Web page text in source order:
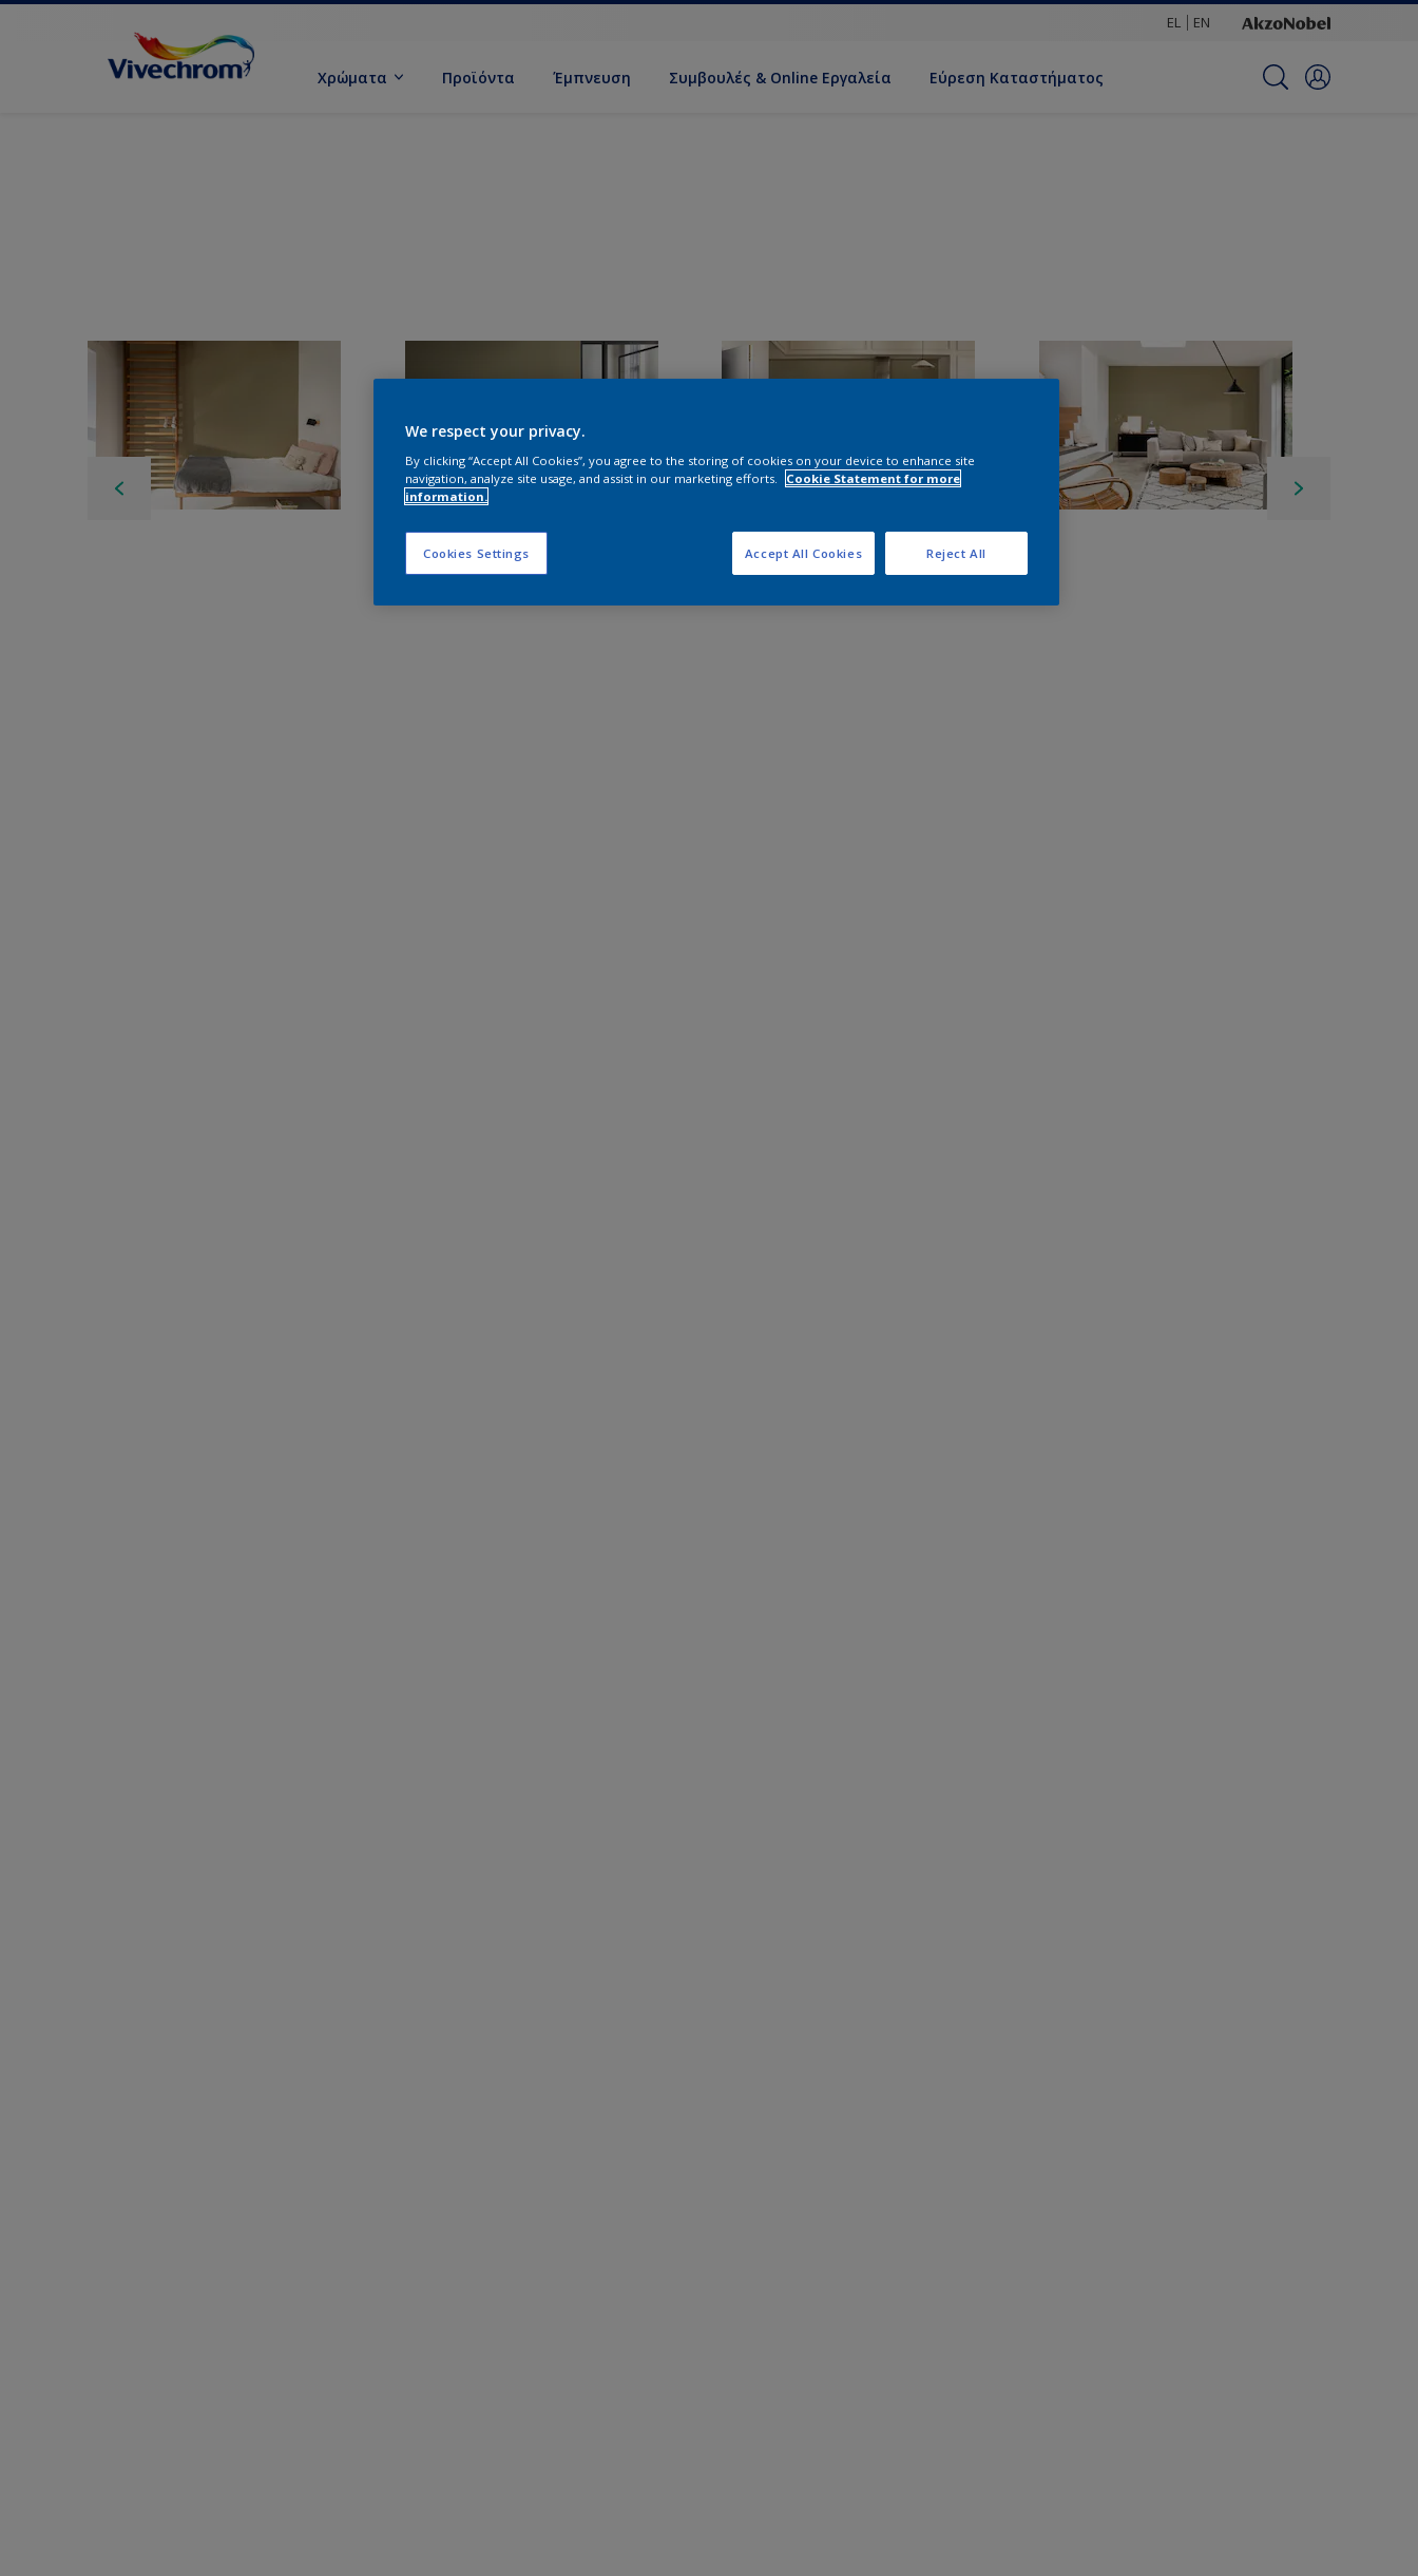
EL EN
Χρώματα Προϊόντα Έμπνευση Συμβουλές & Online Εργαλεία Εύρεση Καταστήματος
We respect your privacy.
By clicking “Accept All Cookies”, you agree to the storing of cookies on your device to enhance site
navigation, analyze site usage, and assist in our marketing efforts.
Cookie Statement for more
information.
Cookies Settings Reject All
Accept All Cookies